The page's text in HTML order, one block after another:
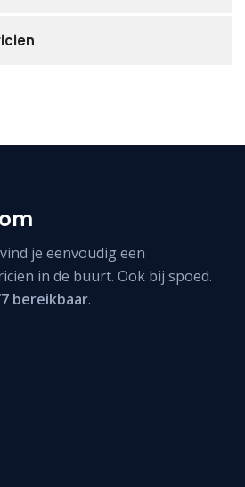
vind je eenvoudig een
in de buurt. Ook bij spoed.
bereikbaar.